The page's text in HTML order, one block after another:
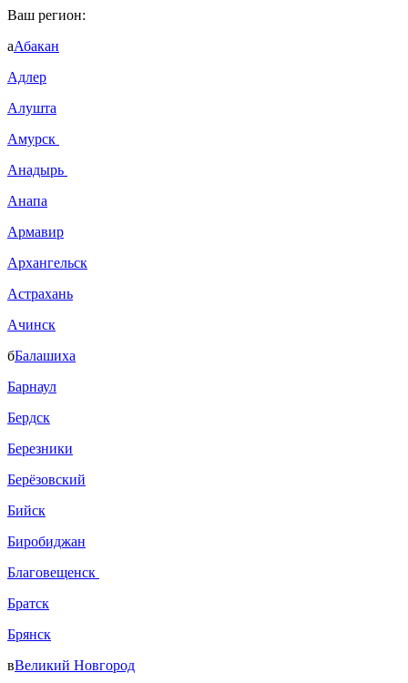
Ваш регион:
аАбакан
Адлер
Алушта
Амурск
Анадырь
Анапа
Армавир
Архангельск
Астрахань
Ачинск
бБалашиха
Барнаул
Бердск
Березники
Берёзовский
Бийск
Биробиджан
Благовещенск
Братск
Брянск
вВеликий Новгород